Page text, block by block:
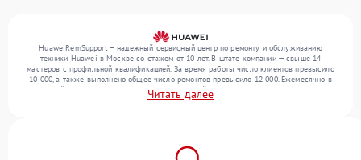
HuaweiRemSupport — надежный сервисный центр по ремонту и обслуживанию
техники Huawei в Москве со стажем от 10 лет. В штате компании — свыше 14
мастеров с профильной квалификацией. За время работы число клиентов превысило
10 000, а также выполнено общее число ремонтов превысило 12 000. Ежемесячно в
сервисный центр поступает более 300 обращений, включая , , . Мы выполняем ремонт
различного уровня сложности и гарантируем высокое качество обслуживания
Читать далее